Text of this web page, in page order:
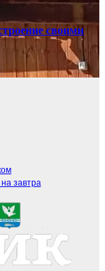
своими
завтра